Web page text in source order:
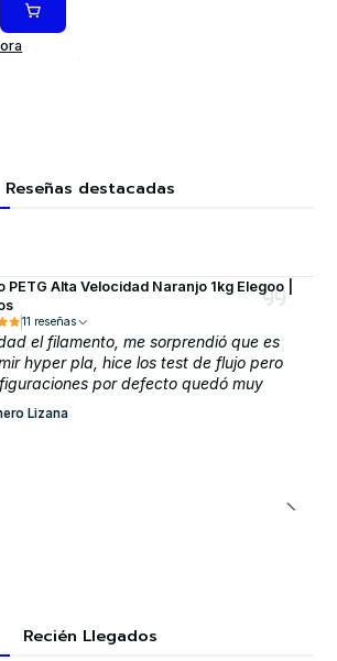
Reseñas destacadas
PETG Alta Velocidad Naranjo 1kg Elegoo |
11 reseñas
el filamento, me sorprendió que es
hyper pla, hice los test de flujo pero
por defecto quedó muy
Lizana
Recién Llegados